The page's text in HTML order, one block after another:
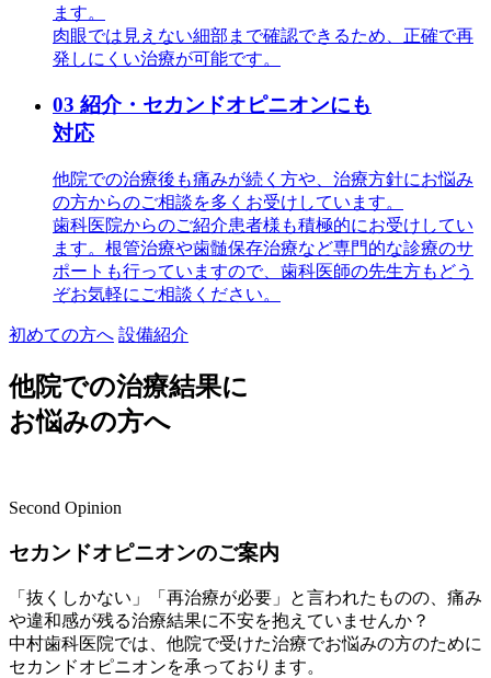
ます。
肉眼では見えない細部まで確認できるため、正確で再
発しにくい治療が可能です。
03 紹介・セカンドオピニオンにも
対応
他院での治療後も痛みが続く方や、治療方針にお悩み
の方からのご相談を多くお受けしています。
歯科医院からのご紹介患者様も積極的にお受けしてい
ます。根管治療や歯髄保存治療など専門的な診療のサ
ポートも行っていますので、歯科医師の先生方もどう
ぞお気軽にご相談ください。
初めての方へ 設備紹介
他院での治療結果に
お悩みの方へ
Second Opinion
セカンドオピニオンのご案内
「抜くしかない」「再治療が必要」と言われたものの、痛み
や違和感が残る治療結果に不安を抱えていませんか？
中村歯科医院では、他院で受けた治療でお悩みの方のために
セカンドオピニオンを承っております。